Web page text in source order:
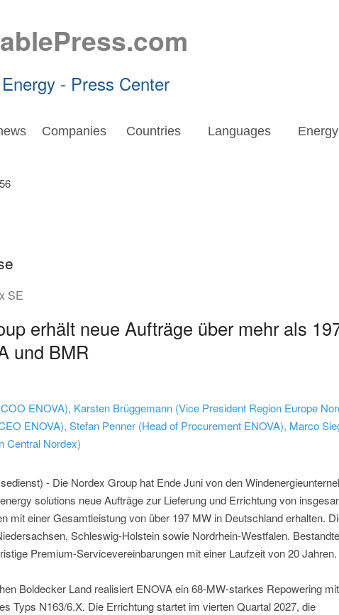
- Press Center
Companies Countries Languages
SE
erhält neue Aufträge über mehr als
und BMR
ENOVA), Karsten Brüggemann (Vice President Region Europe
ENOVA), Stefan Penner (Head of Procurement ENOVA), Marco
Central Nordex)
- Die Nordex Group hat Ende Juni von den
solutions neue Aufträge zur Lieferung und Errichtung von
mit einer Gesamtleistung von über 197 MW in Deutschland erhalten.
Schleswig-Holstein sowie Nordrhein-Westfalen.
Premium-Servicevereinbarungen mit einer Laufzeit von 20 Jahren.
Boldecker Land realisiert ENOVA ein 68-MW-starkes Repowering
Typs N163/6.X. Die Errichtung startet im vierten Quartal 2027, die